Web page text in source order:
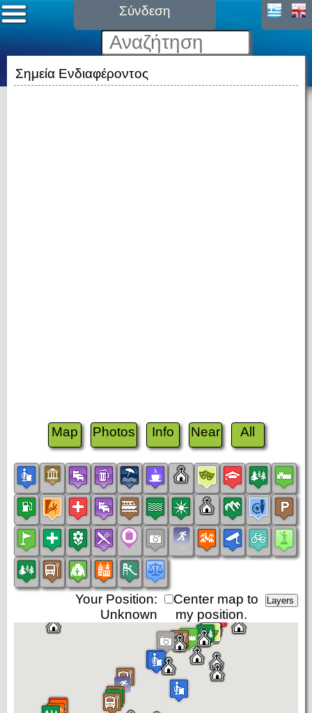
Σύνδεση
Σημεία Ενδιαφέροντος
Map Photos Info Near All
Center map to
my position.
Your Position:
Unknown